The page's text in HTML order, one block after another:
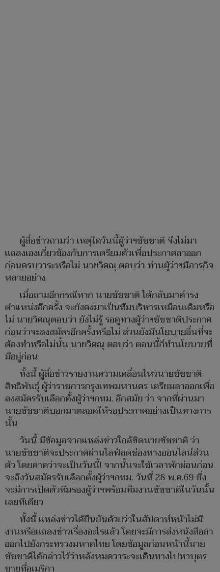
ผู้สื่อข่าวถามว่า เหตุใดวันนี้ผู้ว่าฯชัชชาติ จึงไม่มา
แถลงเองเกี่ยวข้องกับการเตรียมตัวเพื่อประกาศลาออก
ก่อนครบวาระหรือไม่ นายวิศณุ ตอบว่า ท่านผู้ว่าฯมีภารกิจ
หลายอย่าง
เมื่อถามอีกกรณีหาก นายชัชชาติ ได้กลับมาดำรง
ตำแหน่งอีกครั้ง จะยังคงมาเป็นทีมบริหารเหมือนเดิมหรือ
ไม่ นายวิศณุตอบว่า ยังไม่รู้ รอดูทางผู้ว่าฯชัชชาติประกาศ
ก่อนว่าจะลงสมัครอีกครั้งหรือไม่ ส่วนยังมีนโยบายอื่นที่จะ
ต้องทำหรือไม่นั้น นายวิศณุ ตอบว่า ตอนนี้ก็ทำนโยบายที่
มีอยู่ก่อน
ทั้งนี้ ผู้สื่อข่าวรายงานความเคลื่อนไหวนายชัชชาติ
สิทธิพันธุ์ ผู้ว่าราชการกรุงเทพมหานคร เตรียมลาออกเพื่อ
ลงสมัครรับเลือกตั้งผู้ว่าฯกทม. อีกสมัย ว่า จากที่ผ่านมา
นายชัชชาติบอกมาตลอดให้รอประกาศอย่างเป็นทางการ
นั้น
วันนี้ มีข้อมูลจากแหล่งข่าวใกล้ชิดนายชัชชาติ ว่า
นายชัชชาติจะประกาศผ่านไลฟ์สดช่องทางออนไลน์ส่วน
ตัว โดยคาดว่าจะเป็นวันนี้! จากนั้นจะใช้เวลาพักผ่อนก่อน
จะถึงวันสมัครรับเลือกตั้งผู้ว่าฯกทม. วันที่ 28 พ.ค.69 ซึ่ง
จะมีการเปิดตัวทีมรองผู้ว่าฯพร้อมทีมงานชัชชาติในวันนั้น
เลยทีเดียว
ทั้งนี้ แหล่งข่าวได้ยืนยันด้วยว่าในสัปดาห์หน้าไม่มี
งานหรือแถลงข่าวเรื่องอะไรแล้ว โดยจะมีการส่งหนังสือลา
ออกไปยังกระทรวงมหาดไทย โดยข้อมูลก่อนหน้านี้นาย
ชัชชาติได้กล่าวไว้ว่าหลังหมดวาระจะเดินทางไปหาบุตร
ชายที่อเมริกา